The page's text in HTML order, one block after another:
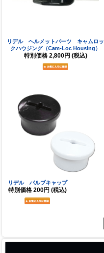
リデル ヘルメットパーツ キャムロッ
クハウジング（Cam-Loc Housing）
特別価格 2,800円 (税込)
リデル バルブキャップ
特別価格 200円 (税込)